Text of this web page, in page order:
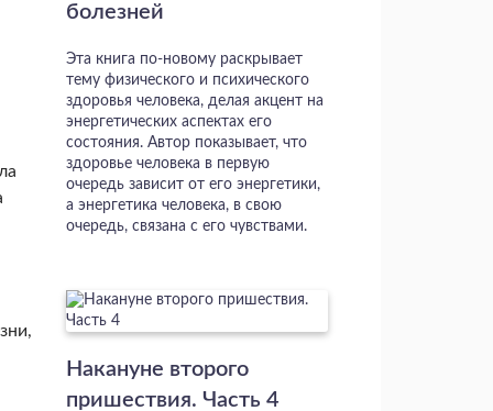
болезней
Эта книга по-новому раскрывает
тему физического и психического
здоровья человека, делая акцент на
энергетических аспектах его
состояния. Автор показывает, что
здоровье человека в первую
очередь зависит от его энергетики,
а энергетика человека, в свою
очередь, связана с его чувствами.
Накануне второго
пришествия. Часть 4